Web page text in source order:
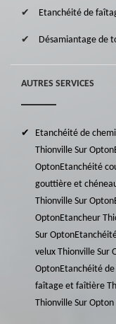
Etanchéité de
Désamiantage de
AUTRES SERVICES
Etanchéité de
Thionville Sur Opton
OptonEtanchéité
gouttière et
Thionville Sur Opton
OptonEtancheur
Sur Opton
velux Thionville Sur
OptonEtanchéité
faîtage et faîtière
Thionville Sur Opton